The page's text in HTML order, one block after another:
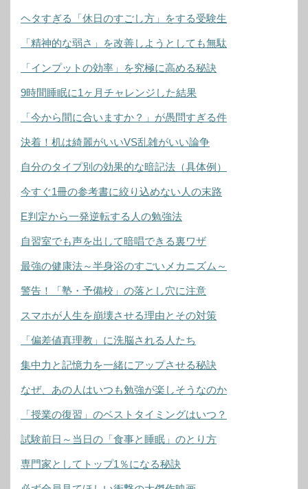
ヘタすぎる「休日のすごし方」をする受験生
「精神的な弱さ」を改善しようとしても無駄
「インプットの効率」を究極に高める秘訣
9時間睡眠に1ヶ月チャレンジした結果
「今から間に合いますか？」が愚問すぎる件
決着！机は綺麗がいいVS乱雑がいい論争
自分のタイプ別の効果的な暗記法（具体例）
今すぐ1冊の参考書に絞り込めない人の末路
E判定から一発逆転する人の勉強法
自習室でも声を出して暗唱できる裏ワザ
最強の健康法～半身浴のすごいメカニズム～
警告！「塾・予備校」の落とし穴に注意
スマホが人生を崩壊させる理由とその対策
「偏差値真理教」に洗脳される人たち
集中力と記憶力を一緒にアップさせる秘訣
なぜ、あの人はいつも勉強が楽しそうなのか
「授業の復習」のベストタイミングはいつ？
試験前日～当日の「食事と睡眠」のとり方
専門家としてトップ1％になる秘訣